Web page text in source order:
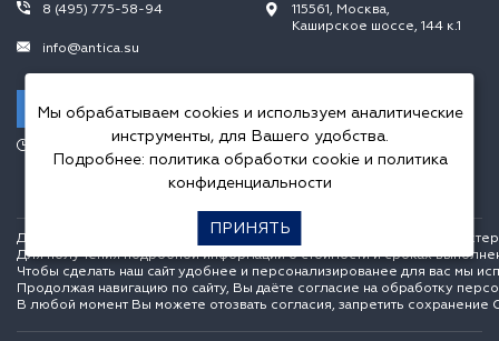
8 (495) 775-58-94
info@antica.su
Заказать звонок
115561, Москва,
Каширское шоссе, 144 к.1
Пн.-Пт. 10.00-20.00,
Сб.-Вс. 10.00-18.00
Данный интернет сайт носит исключительно информационный
Для получения подробной информации о стоимости и сроках
Чтобы сделать наш сайт удобнее и персонализированее для вас мы
Продолжая навигацию по сайту, Вы даёте согласие на обработку
В любой момент Вы можете отозвать согласия, запретить сохранение
Мы обрабатываем cookies и используем аналитические
инструменты, для Вашего удобства.
Подробнее: политика обработки cookieи политика
конфиденциальности
ПРИНЯТЬ